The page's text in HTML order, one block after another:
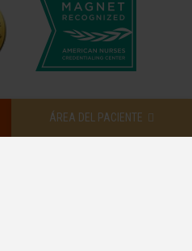
ÁREA DEL PACIENTE